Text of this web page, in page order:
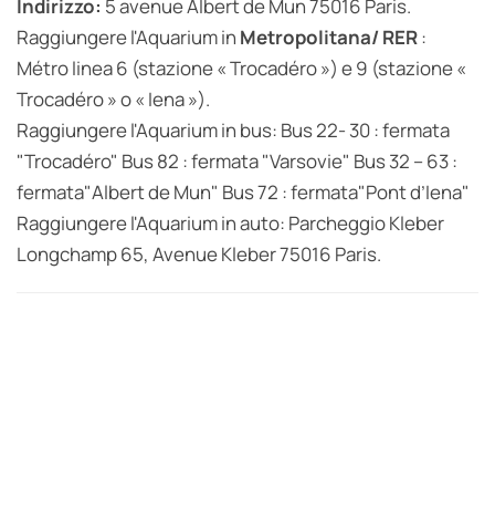
Indirizzo: 5 avenue Albert de Mun 75016 Paris.
Raggiungere l'Aquarium in Metropolitana/ RER:
Métro linea 6 (stazione « Trocadéro ») e 9 (stazione «
Trocadéro » o « Iena »).
Raggiungere l'Aquarium in bus: Bus 22- 30 : fermata
"Trocadéro" Bus 82 : fermata "Varsovie" Bus 32 – 63 :
fermata"Albert de Mun" Bus 72 : fermata"Pont d’Iena"
Raggiungere l'Aquarium in auto: Parcheggio Kleber
Longchamp 65, Avenue Kleber 75016 Paris.